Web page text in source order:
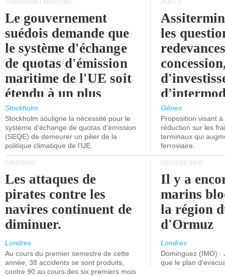
TRANSPORT MARITIME
Le gouvernement
suédois demande que
le système d'échange
de quotas d'émission
maritime de l'UE soit
étendu à un plus
grand nombre de
navires.
Stockholm
Stockholm souligne la nécessité pour le
système d'échange de quotas d'émission
(SEQE) de demeurer un pilier de la
politique climatique de l'UE.
PORTS
les
l'attention
politiciens.
Gênes
Proposition visant
réduction sur les
terminaux qui
ferroviaire.
PIRATERIE
Les attaques de
pirates contre les
navires continuent de
diminuer.
Londres
Au cours du premier semestre de cette
année, 38 accidents se sont produits,
contre 90 au cours des six premiers mois
GENS DE MER
Il y a
marins
la région
d'Ormuz
Londres
Dominguez (IMO) :
que le plan